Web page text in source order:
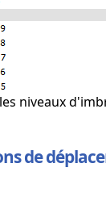
niveaux
de